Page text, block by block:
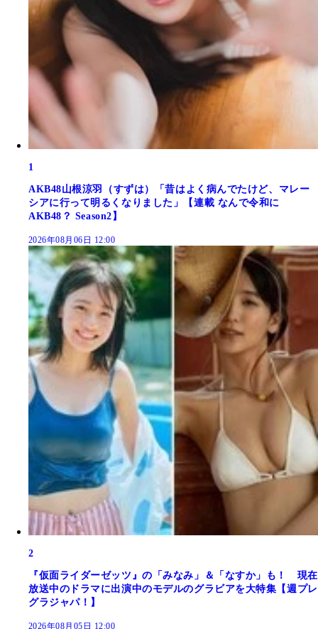
1
AKB48山根涼羽（すずは）「昔はよく病んでたけど、マレー
シアに行って明るくなりました」【連載 なんで令和に
AKB48？ Season2】
2026年08月06日 12:00
2
『仮面ライダーゼッツ』の「みなみ」＆「なすか」も！ 現在
放送中のドラマに出演中のモデルのグラビアを大特集【週プレ
グラジャパ！】
2026年08月05日 12:00